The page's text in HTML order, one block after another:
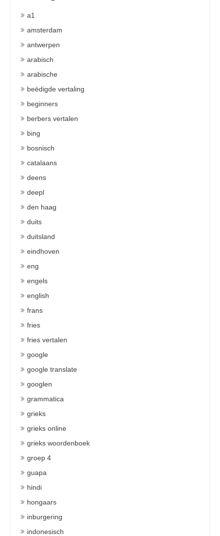
a1
amsterdam
antwerpen
arabisch
arabische
beëdigde vertaling
beginners
berbers vertalen
bing
bosnisch
catalaans
deens
deepl
den haag
duits
duitsland
eindhoven
eng
engels
english
frans
fries
fries vertalen
google
google translate
googlen
grammatica
grieks
grieks online
grieks woordenboek
groep 4
guapa
hindi
hongaars
inburgering
indonesisch